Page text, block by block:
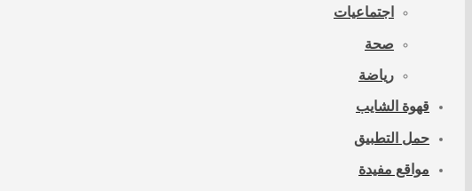
اجتماعيات
صحة
رياضة
قهوة الشايب
حمل التطبيق
مواقع مفيدة